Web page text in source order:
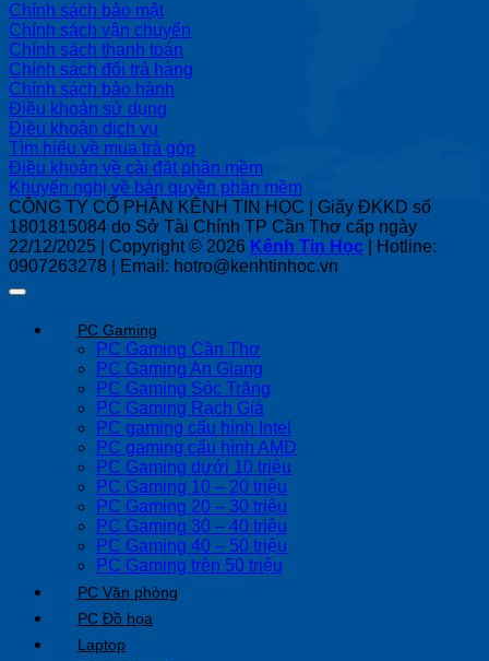
Chính sách bảo mật
Chính sách vận chuyển
Chính sách thanh toán
Chính sách đổi trả hàng
Chính sách bảo hành
Điều khoản sử dụng
Điều khoản dịch vụ
Tìm hiểu về mua trả góp
Điều khoản về cài đặt phần mềm
Khuyến nghị về bản quyền phần mềm
CÔNG TY CỔ PHẦN KÊNH TIN HỌC | Giấy ĐKKD số
1801815084 do Sở Tài Chính TP Cần Thơ cấp ngày
22/12/2025 | Copyright © 2026 Kênh Tin Học | Hotline:
0907263278 | Email: hotro@kenhtinhoc.vn
PC Gaming
PC Gaming Cần Thơ
PC Gaming An Giang
PC Gaming Sóc Trăng
PC Gaming Rạch Giá
PC gaming cấu hình Intel
PC gaming cấu hình AMD
PC Gaming dưới 10 triệu
PC Gaming 10 – 20 triệu
PC Gaming 20 – 30 triệu
PC Gaming 30 – 40 triệu
PC Gaming 40 – 50 triệu
PC Gaming trên 50 triệu
PC Văn phòng
PC Đồ họa
Laptop